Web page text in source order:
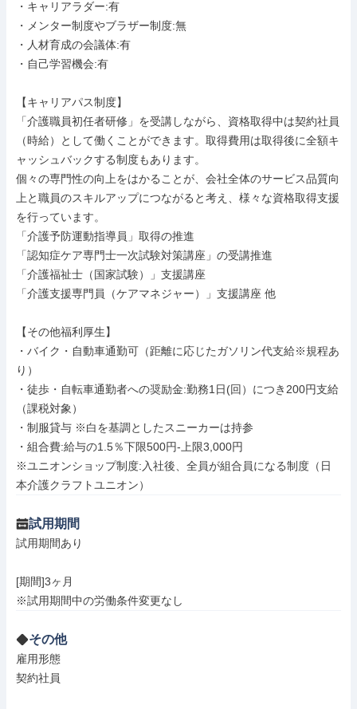
・キャリアラダー:有
・メンター制度やブラザー制度:無
・人材育成の会議体:有
・自己学習機会:有
【キャリアパス制度】
「介護職員初任者研修」を受講しながら、資格取得中は契約社員
（時給）として働くことができます。取得費用は取得後に全額キ
ャッシュバックする制度もあります。
個々の専門性の向上をはかることが、会社全体のサービス品質向
上と職員のスキルアップにつながると考え、様々な資格取得支援
を行っています。
「介護予防運動指導員」取得の推進
「認知症ケア専門士一次試験対策講座」の受講推進
「介護福祉士（国家試験）」支援講座
「介護支援専門員（ケアマネジャー）」支援講座 他
【その他福利厚生】
・バイク・自動車通勤可（距離に応じたガソリン代支給※規程あ
り）
・徒歩・自転車通勤者への奨励金:勤務1日(回）につき200円支給
（課税対象）
・制服貸与 ※白を基調としたスニーカーは持参
・組合費:給与の1.5％下限500円-上限3,000円
※ユニオンショップ制度:入社後、全員が組合員になる制度（日
本介護クラフトユニオン）
試用期間
試用期間あり
[期間]3ヶ月
※試用期間中の労働条件変更なし
その他
雇用形態
契約社員